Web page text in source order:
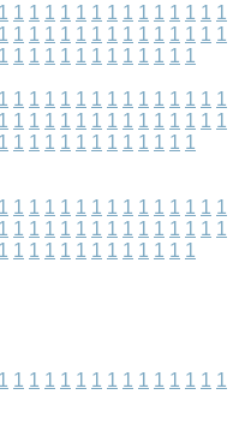
1 1 1 1 1 1 1 1 1 1 1 1 1 1 1
1 1 1 1 1 1 1 1 1 1 1 1 1 1 1
1 1 1 1 1 1 1 1 1 1 1 1 1
1 1 1 1 1 1 1 1 1 1 1 1 1 1 1
1 1 1 1 1 1 1 1 1 1 1 1 1 1 1
1 1 1 1 1 1 1 1 1 1 1 1 1
1 1 1 1 1 1 1 1 1 1 1 1 1 1 1
1 1 1 1 1 1 1 1 1 1 1 1 1 1 1
1 1 1 1 1 1 1 1 1 1 1 1 1
1 1 1 1 1 1 1 1 1 1 1 1 1 1 1